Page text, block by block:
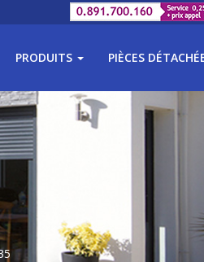
PRODUITS PIÈCES